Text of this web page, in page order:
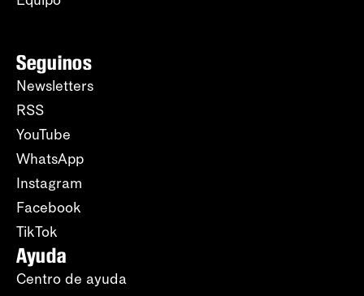
Seguinos
Newsletters
RSS
YouTube
WhatsApp
Instagram
Facebook
TikTok
Ayuda
Centro de ayuda